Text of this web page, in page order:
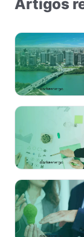
Artigos